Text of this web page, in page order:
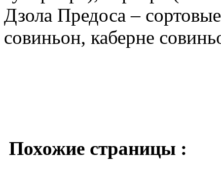
Дзола Предоса –
совиньон, каберне
Похожие страницы :